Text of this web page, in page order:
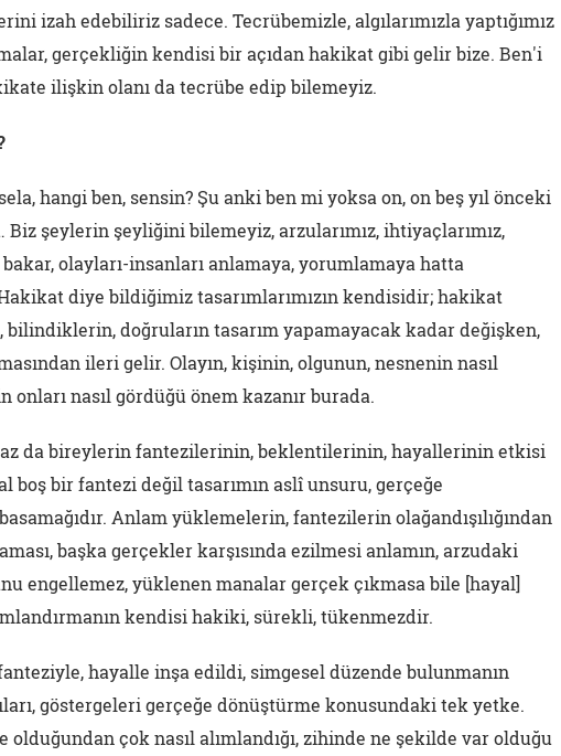
izah edebiliriz sadece. Tecrübemizle, algılarımızla yaptığımız
gerçekliğin kendisi bir açıdan hakikat gibi gelir bize. Ben'i
ilişkin olanı da tecrübe edip bilemeyiz.
hangi ben, sensin? Şu anki ben mi yoksa on, on beş yıl önceki
Biz şeylerin şeyliğini bilemeyiz, arzularımız, ihtiyaçlarımız,
bakar, olayları-insanları anlamaya, yorumlamaya hatta
diye bildiğimiz tasarımlarımızın kendisidir; hakikat
bilindiklerin, doğruların tasarım yapamayacak kadar değişken,
ileri gelir. Olayın, kişinin, olgunun, nesnenin nasıl
nasıl gördüğü önem kazanır burada.
da bireylerin fantezilerinin, beklentilerinin, hayallerinin etkisi
boş bir fantezi değil tasarımın aslî unsuru, gerçeğe
Anlam yüklemelerin, fantezilerin olağandışılığından
başka gerçekler karşısında ezilmesi anlamın, arzudaki
engellemez, yüklenen manalar gerçek çıkmasa bile [hayal]
kendisi hakiki, sürekli, tükenmezdir.
hayalle inşa edildi, simgesel düzende bulunmanın
göstergeleri gerçeğe dönüştürme konusundaki tek yetke.
olduğundan çok nasıl alımlandığı, zihinde ne şekilde var olduğu